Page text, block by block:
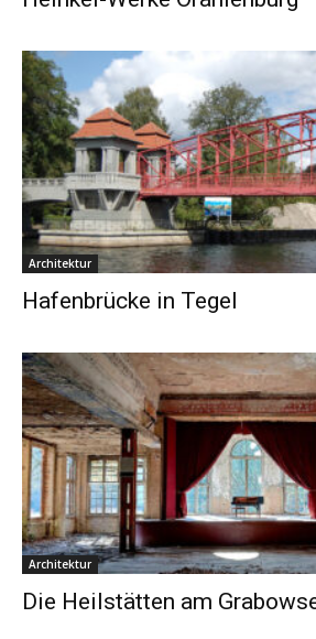
Architektur
Hafenbrücke in Tegel
Architektur
Die Heilstätten am